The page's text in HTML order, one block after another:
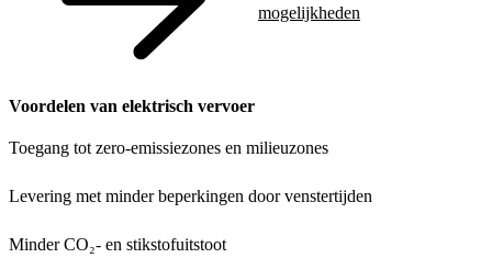
mogelijkheden
Voordelen van elektrisch vervoer
Toegang tot zero-emissiezones en milieuzones
Levering met minder beperkingen door venstertijden
Minder CO₂- en stikstofuitstoot